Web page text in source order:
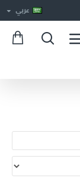
عربي